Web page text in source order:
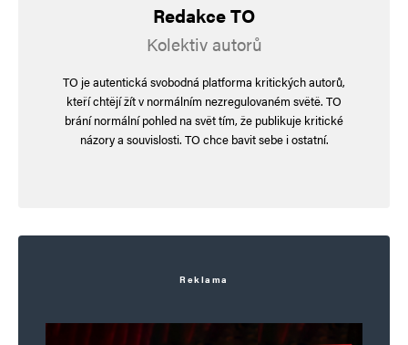
Redakce TO
Kolektiv autorů
TO je autentická svobodná platforma kritických autorů,
kteří chtějí žít v normálním nezregulovaném světě. TO
brání normální pohled na svět tím, že publikuje kritické
názory a souvislosti. TO chce bavit sebe i ostatní.
Reklama